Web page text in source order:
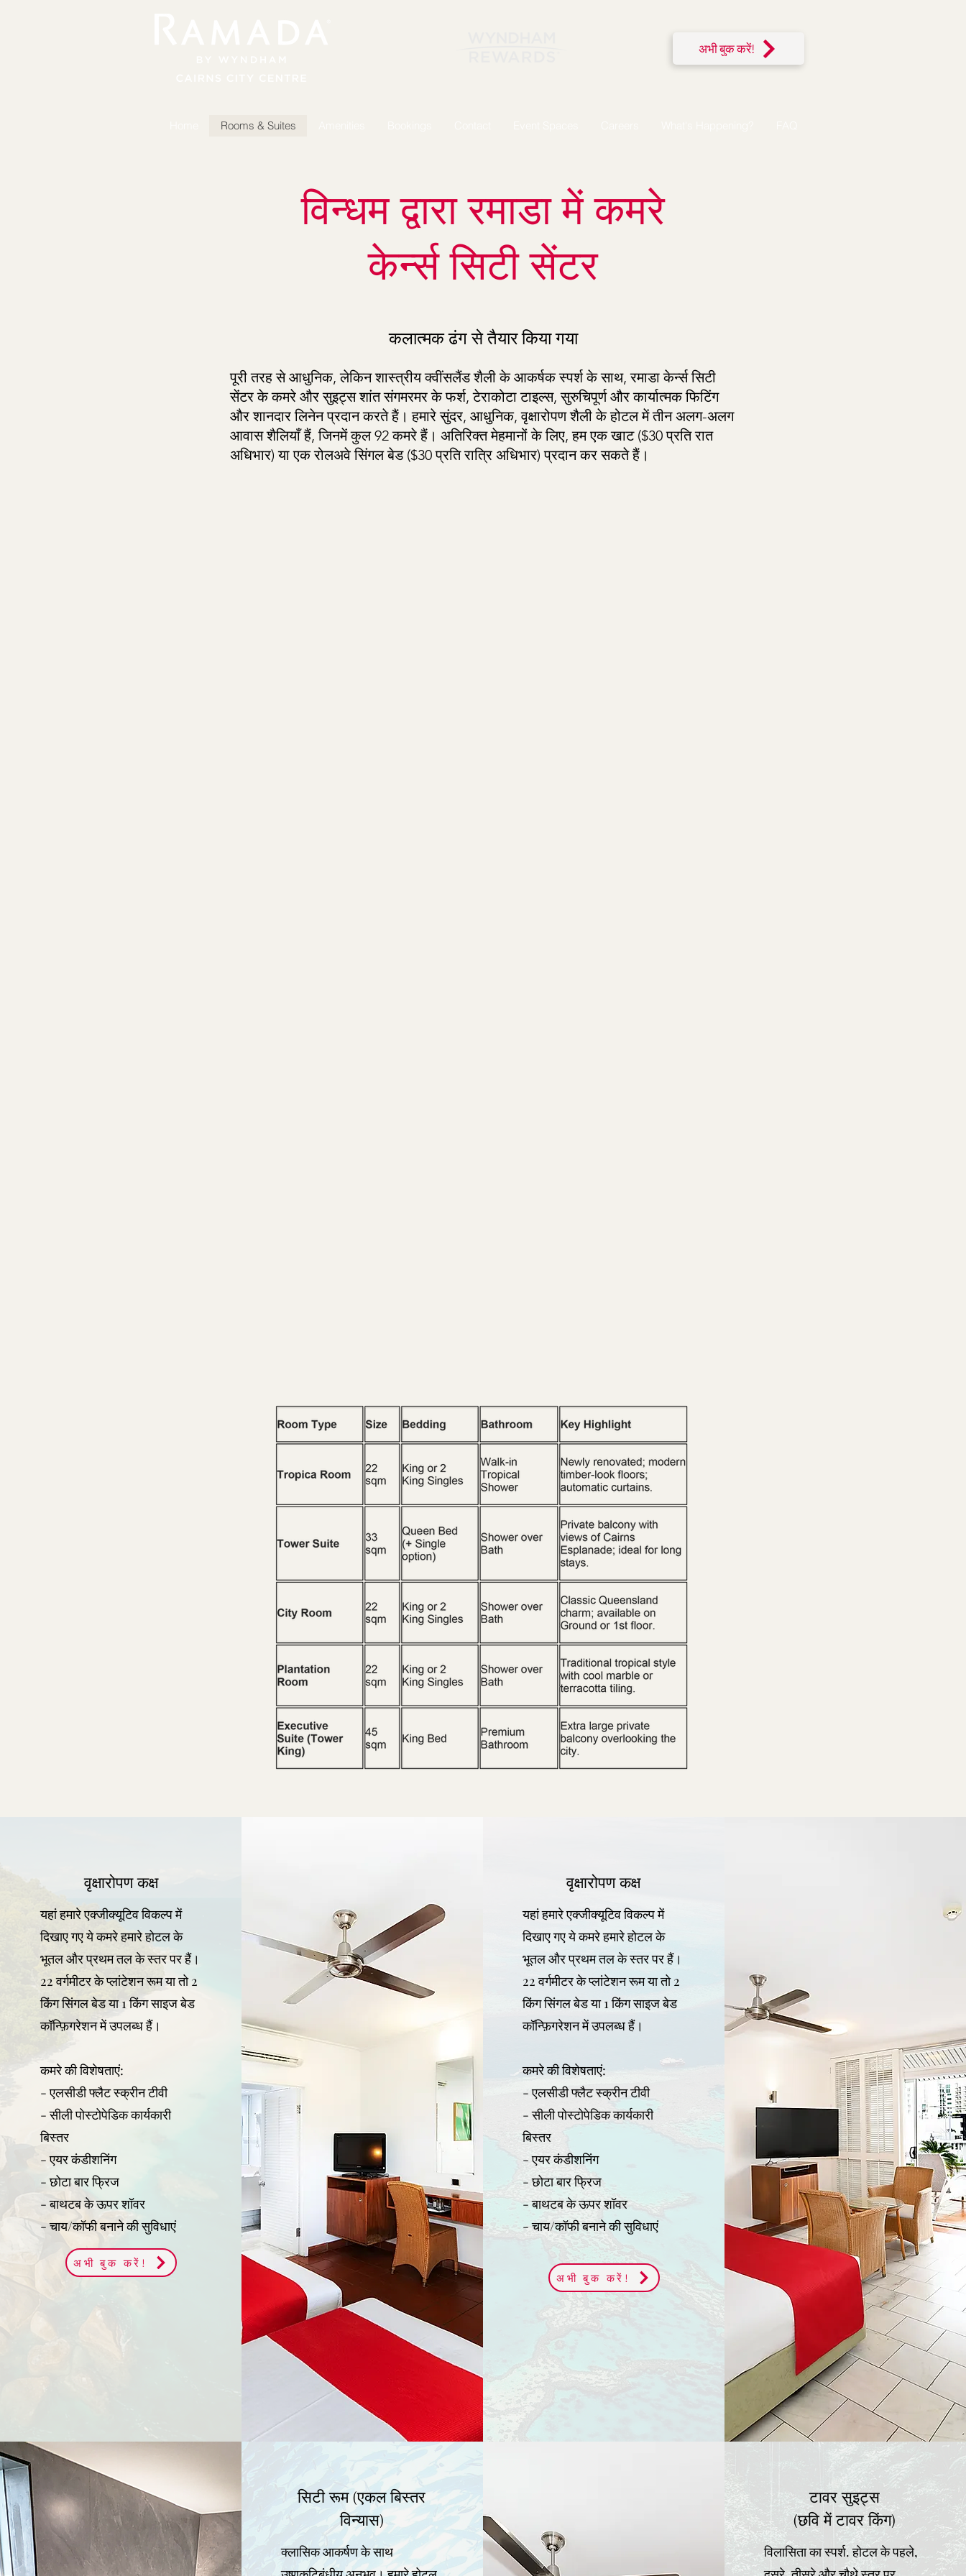
अभी बुक करें!
Rooms & Suites
विन्धम द्वारा रमाडा में कमरे
केर्न्स सिटी सेंटर
कलात्मक ढंग से तैयार किया गया
पूरी तरह से आधुनिक, लेकिन शास्त्रीय क्वींसलैंड शैली के आकर्षक स्पर्श के साथ, रमाडा केर्न्स सिटी
सेंटर के कमरे और सुइट्स शांत संगमरमर के फर्श, टेराकोटा टाइल्स, सुरुचिपूर्ण और कार्यात्मक फिटिंग
और शानदार लिनेन प्रदान करते हैं। हमारे सुंदर, आधुनिक, वृक्षारोपण शैली के होटल में तीन अलग-अलग
आवास शैलियाँ हैं, जिनमें कुल 92 कमरे हैं। अतिरिक्त मेहमानों के लिए, हम एक खाट ($30 प्रति रात
अधिभार) या एक रोलअवे सिंगल बेड ($30 प्रति रात्रि अधिभार) प्रदान कर सकते हैं।
​वृक्षारोपण कक्ष
यहां हमारे एक्जीक्यूटिव विकल्प में
दिखाए गए ये कमरे हमारे होटल के
भूतल और प्रथम तल के स्तर पर हैं।
22 वर्गमीटर के प्लांटेशन रूम या तो 2
किंग सिंगल बेड या 1 किंग साइज बेड
कॉन्फ़िगरेशन में उपलब्ध हैं।
कमरे की विशेषताएं:
- एलसीडी फ्लैट स्क्रीन टीवी
- सीली पोस्टोपेडिक कार्यकारी
बिस्तर
- एयर कंडीशनिंग
- छोटा बार फ्रिज
- बाथटब के ऊपर शॉवर
- चाय/कॉफी बनाने की सुविधाएं
अभी बुक करें!
​वृक्षारोपण कक्ष
यहां हमारे एक्जीक्यूटिव विकल्प में
दिखाए गए ये कमरे हमारे होटल के
भूतल और प्रथम तल के स्तर पर हैं।
22 वर्गमीटर के प्लांटेशन रूम या तो 2
किंग सिंगल बेड या 1 किंग साइज बेड
कॉन्फ़िगरेशन में उपलब्ध हैं।
कमरे की विशेषताएं:
- एलसीडी फ्लैट स्क्रीन टीवी
- सीली पोस्टोपेडिक कार्यकारी
बिस्तर
- एयर कंडीशनिंग
- छोटा बार फ्रिज
- बाथटब के ऊपर शॉवर
- चाय/कॉफी बनाने की सुविधाएं
अभी बुक करें!
सिटी रूम (एकल बिस्तर
विन्यास)
क्लासिक आकर्षण के साथ
टावर सुइट्स
(छवि में टावर किंग)
विलासिता का स्पर्श. होटल के पहले,